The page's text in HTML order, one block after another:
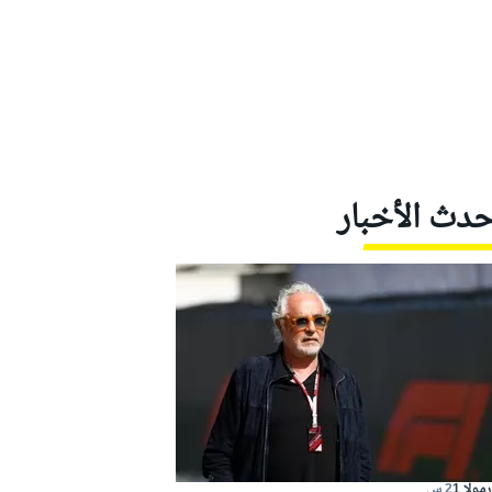
الأخبار